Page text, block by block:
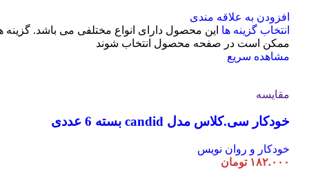
افزودن به علاقه مندی
انتخاب گزینه ها این محصول دارای انواع مختلفی می باشد. گزینه
ممکن است در صفحه محصول انتخاب شوند
مشاهده سریع
مقایسه
خودکار سی.کلاس مدل candid بسته 6 عددی
خودکار و روان نویس
۱۸۲.۰۰۰ تومان